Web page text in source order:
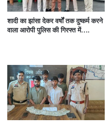
शादी का झांसा देकर वर्षों तक दुष्कर्म करने
वाला आरोपी पुलिस की गिरफ्त में….